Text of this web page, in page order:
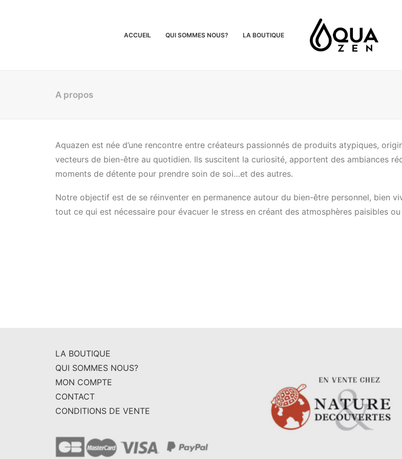
ACCUEIL QUI SOMMES NOUS? LA BOUTIQUE
A propos
Aquazen est née d’une rencontre entre créateurs passionnés de produits atypiques,
vecteurs de bien-être au quotidien. Ils suscitent la curiosité, apportent des ambiances
moments de détente pour prendre soin de soi…et des autres.
Notre objectif est de se réinventer en permanence autour du bien-être personnel, bien
tout ce qui est nécessaire pour évacuer le stress en créant des atmosphères paisibles
LA BOUTIQUE
QUI SOMMES NOUS?
MON COMPTE
CONTACT
CONDITIONS DE VENTE